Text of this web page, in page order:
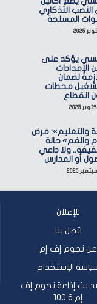
النصب التذكاري
المسلحة
يؤكد على
الإمدادات
لضمان
تشغيل محطات
انقطاع
والتعليم»: مرض
والفم» حالة
ولا داعي
أو المدارس
للإعلان
اتصل بنا
عن نجوم إف إم
الإستخدام
بث إذاعة نجوم إف
إم 100.6